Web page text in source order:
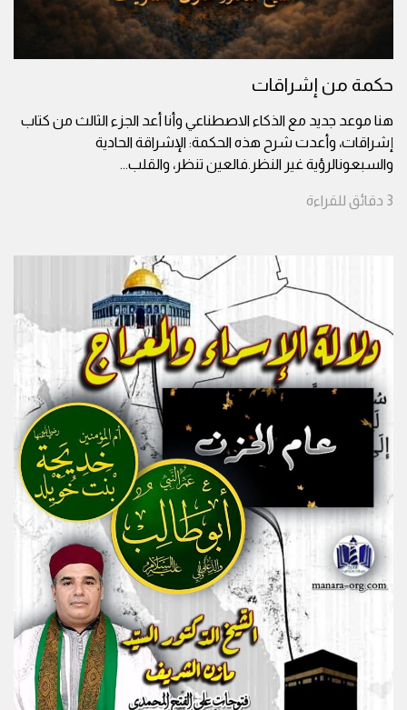
حكمة من إشراقات
هنا موعد جديد مع الذكاء الاصطناعي وأنا أعد الجزء الثالث من كتاب
إشراقات، وأعدت شرح هذه الحكمة: الإشراقة الحادية
والسبعونالرؤية غير النظر.فالعين تنظر، والقلب...
3 دقائق للقراءة